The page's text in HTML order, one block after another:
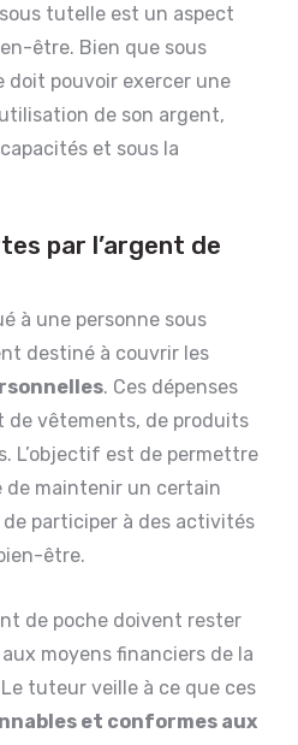
tutelle est un aspect
être. Bien que sous
doit pouvoir exercer une
de son argent,
et sous la
par l’argent de
à une personne sous
destiné à couvrir les
. Ces dépenses
de vêtements, de produits
L’objectif est de permettre
de maintenir un certain
participer à des activités
être.
de poche doivent rester
moyens financiers de la
tuteur veille à ce que ces
et conformes aux